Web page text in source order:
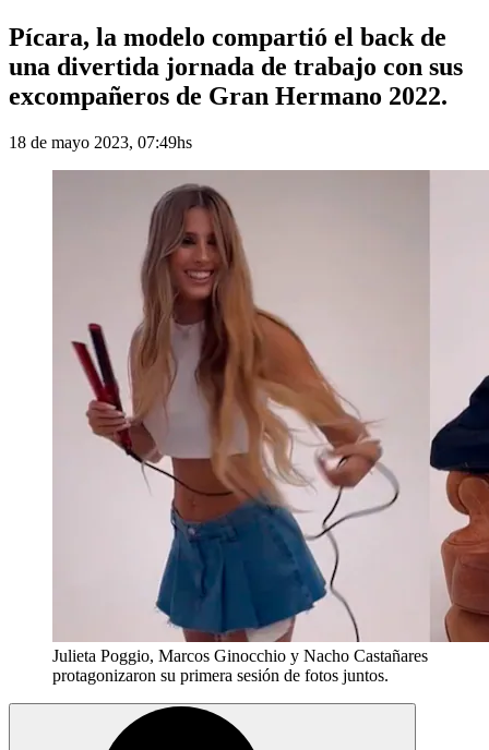
Pícara, la modelo compartió el back de
una divertida jornada de trabajo con sus
excompañeros de Gran Hermano 2022.
18 de mayo 2023, 07:49hs
Julieta Poggio, Marcos Ginocchio y Nacho Castañares
protagonizaron su primera sesión de fotos juntos.